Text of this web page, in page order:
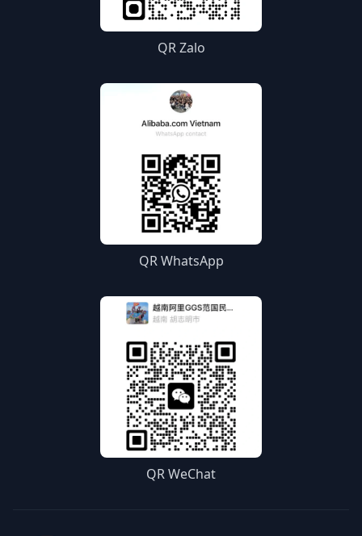
QR Zalo
QR WhatsApp
QR WeChat